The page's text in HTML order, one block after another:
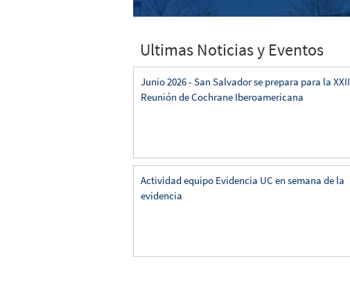
Ultimas Noticias y Eventos
Junio 2026 - San Salvador se prepara para la XXII
Reunión de Cochrane Iberoamericana
Actividad equipo Evidencia UC en semana de la
evidencia